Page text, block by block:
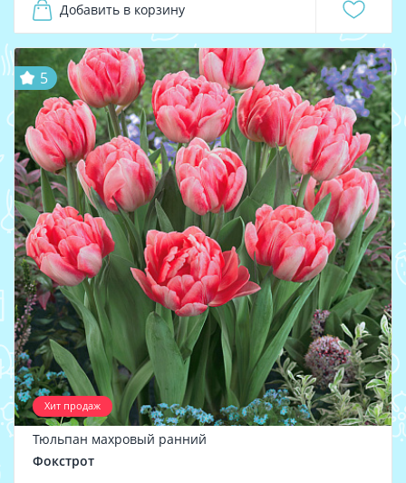
Добавить в корзину
Хит продаж
5
Тюльпан махровый ранний
Фокстрот